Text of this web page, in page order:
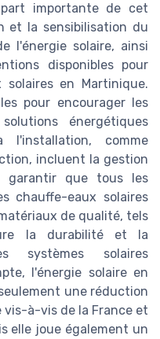
importante de cet
et la sensibilisation du
l'énergie solaire, ainsi
disponibles pour
en Martinique.
pour encourager les
énergétiques
comme
incluent la gestion
garantir que tous les
chauffe-eaux solaires
de qualité, tels
la durabilité et la
systèmes solaires
l'énergie solaire en
une réduction
à-vis de la France et
elle joue également un